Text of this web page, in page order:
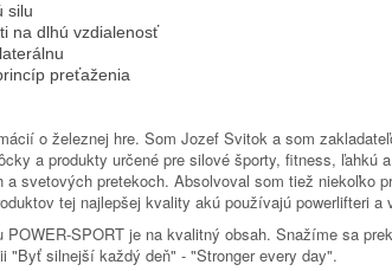
silu
na dlhú vzdialenosť
preťaženia
o železnej hre. Som Jozef Svitok a som
a produkty určené pre silové športy, fitness,
a svetových pretekoch. Absolvoval som tiež
tej najlepšej kvality akú používajú powerlifteri
POWER-SPORT je na kvalitný obsah. Snažíme sa
"Byť silnejší každý deň" - "Stronger every day".